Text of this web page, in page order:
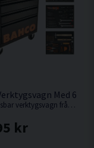
Med 6
Robust låsbar verktygsvagn från Bahco med 216 verktyg.
kr